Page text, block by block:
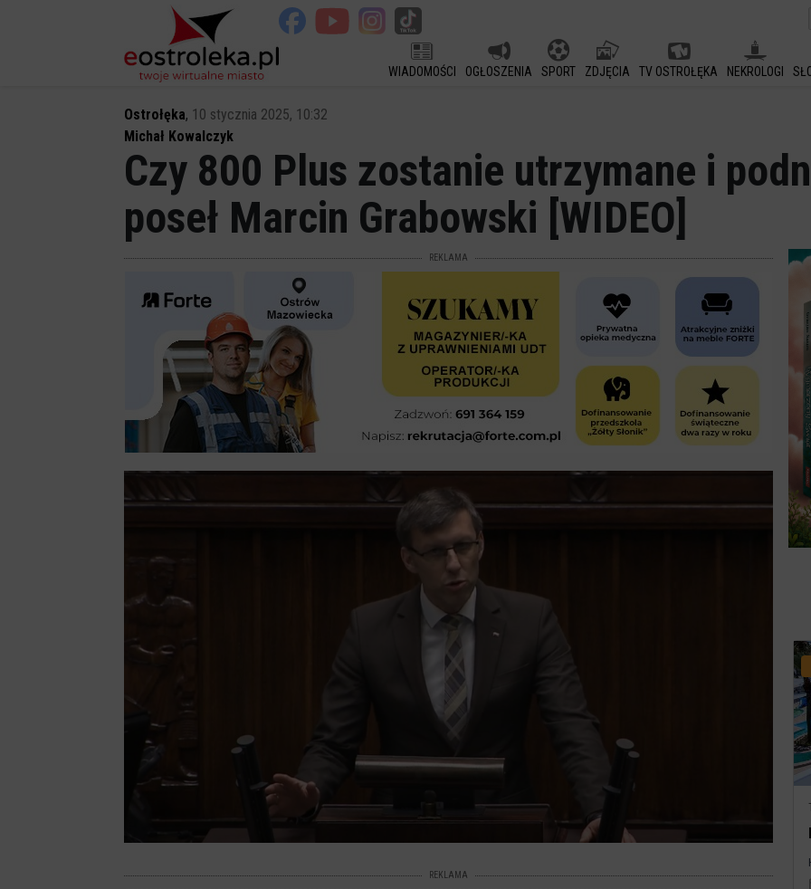
WIADOMOŚCI OGŁOSZENIA SPORT ZDJĘCIA TV OSTROŁĘKA NEKROLOGI
Ostrołęka, 10 stycznia 2025, 10:32
Michał Kowalczyk
Czy 800 Plus zostanie utrzymane i
poseł Marcin Grabowski [WIDEO]
REKLAMA
REKLAMA